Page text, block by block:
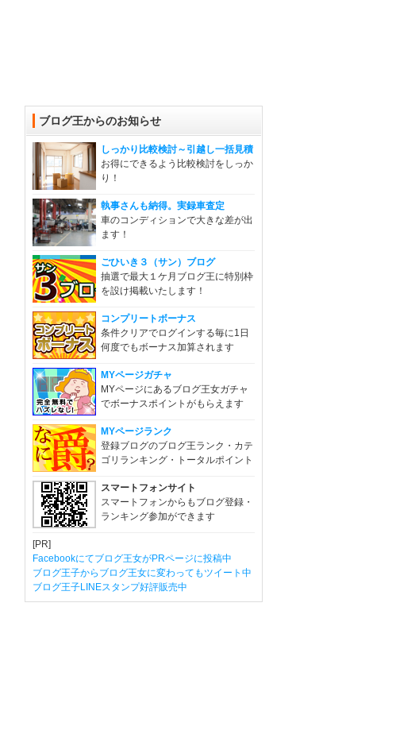
ブログ王からのお知らせ
しっかり比較検討～引越し一括見積
お得にできるよう比較検討をしっか
り！
執事さんも納得。実録車査定
車のコンディションで大きな差が出
ます！
ごひいき３（サン）ブログ
抽選で最大１ケ月ブログ王に特別枠
を設け掲載いたします！
コンプリートボーナス
条件クリアでログインする毎に1日
何度でもボーナス加算されます
MYページガチャ
MYページにあるブログ王女ガチャ
でボーナスポイントがもらえます
MYページランク
登録ブログのブログ王ランク・カテ
ゴリランキング・トータルポイント
スマートフォンサイト
スマートフォンからもブログ登録・
ランキング参加ができます
[PR]
Facebookにてブログ王女がPRページに投稿中
ブログ王子からブログ王女に変わってもツイート中
ブログ王子LINEスタンプ好評販売中